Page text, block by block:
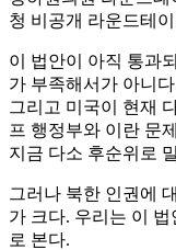
청 비공개 라운드테
이 법안이 아직 통과
가 부족해서가 아니
그리고 미국이 현재
프 행정부와 이란 문
지금 다소 후순위로
그러나 북한 인권에
가 크다. 우리는 이
로 본다.